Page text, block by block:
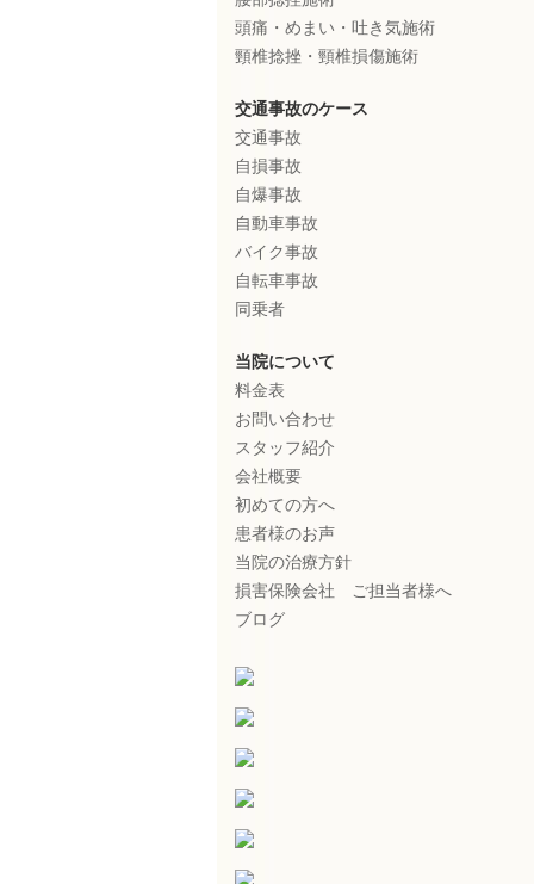
頭痛・めまい・吐き気施術
頸椎捻挫・頸椎損傷施術
交通事故のケース
交通事故
自損事故
自爆事故
自動車事故
バイク事故
自転車事故
同乗者
当院について
料金表
お問い合わせ
スタッフ紹介
会社概要
初めての方へ
患者様のお声
当院の治療方針
損害保険会社 ご担当者様へ
ブログ